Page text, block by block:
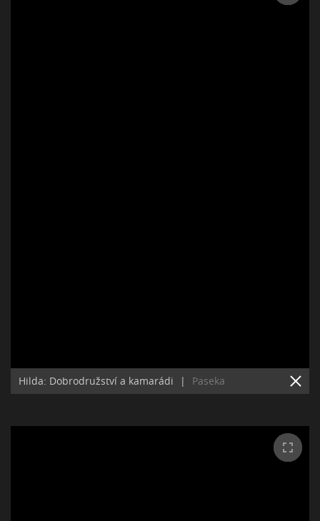
Hilda: Dobrodružství a kamarádi | Paseka